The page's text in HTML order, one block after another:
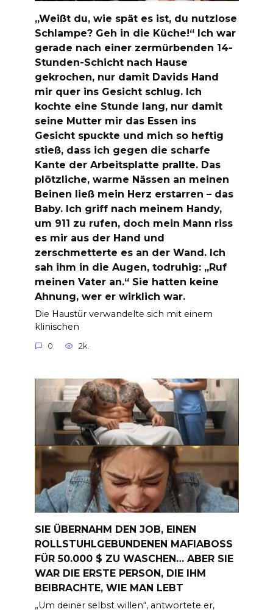
„Weißt du, wie spät es ist, du nutzlose
Schlampe? Geh in die Küche!“ Ich war
gerade nach einer zermürbenden 14-
Stunden-Schicht nach Hause
gekrochen, nur damit Davids Hand
mir quer ins Gesicht schlug. Ich
kochte eine Stunde lang, nur damit
seine Mutter mir das Essen ins
Gesicht spuckte und mich so heftig
stieß, dass ich gegen die scharfe
Kante der Arbeitsplatte prallte. Das
plötzliche, warme Nässen an meinen
Beinen ließ mein Herz erstarren – das
Baby. Ich griff nach meinem Handy,
um 911 zu rufen, doch mein Mann riss
es mir aus der Hand und
zerschmetterte es an der Wand. Ich
sah ihm in die Augen, todruhig: „Ruf
meinen Vater an.“ Sie hatten keine
Ahnung, wer er wirklich war.
Die Haustür verwandelte sich mit einem
klinischen
0 2k.
SIE ÜBERNAHM DEN JOB, EINEN
ROLLSTUHLGEBUNDENEN MAFIABOSS
FÜR 50.000 $ ZU WASCHEN… ABER SIE
WAR DIE ERSTE PERSON, DIE IHM
BEIBRACHTE, WIE MAN LEBT
„Um deiner selbst willen“, antwortete er,